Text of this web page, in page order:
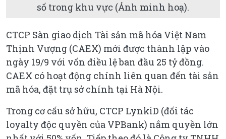
số trong khu vực (Ảnh minh hoạ).
CTCP Sàn giao dịch Tài sản mã hóa Việt Nam
Thịnh Vượng (CAEX) mới được thành lập vào
ngày 19/9 với vốn điều lệ ban đầu 25 tỷ đồng.
CAEX có hoạt động chính liên quan đến tài sản
mã hóa, đặt trụ sở chính tại Hà Nội.
Trong cơ cấu sở hữu, CTCP LynkiD (đối tác
loyalty độc quyền của VPBank) nắm quyền lớn